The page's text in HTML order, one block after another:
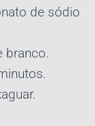
de sódio
branco.